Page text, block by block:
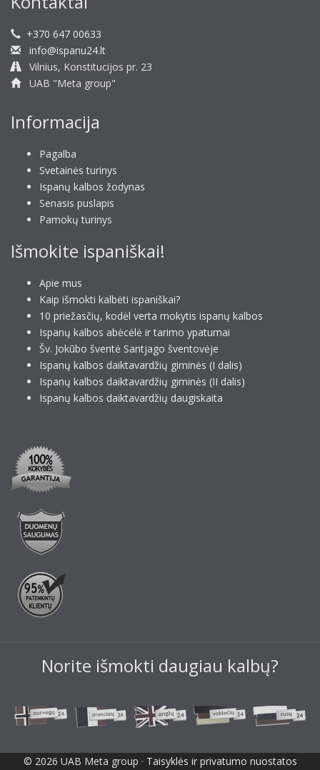
+370 647 00633
info@ispanu24.lt
Vilnius, Konstitucijos pr. 23
UAB "Meta group"
Informacija
Pagalba
Svetainės turinys
Ispanų kalbos žodynas
Senasis puslapis
Pamokų turinys
Išmokite ispaniškai!
Apie mus
Kaip išmokti kalbėti ispaniškai?
10 priežasčių, kodėl verta mokytis ispanų kalbos
Ispanų kalbos abėcėlė ir tarimo ypatumai
Šv. Jokūbo šventė Santjago šventovėje
Ispanų kalbos daiktavardžių giminės (I dalis)
Ispanų kalbos daiktavardžių giminės (II dalis)
Ispanų kalbos daiktavardžių daugiskaita
Norite išmokti daugiau kalbų?
© 2026 UAB Meta group · Taisyklės ir privatumo nuostatos